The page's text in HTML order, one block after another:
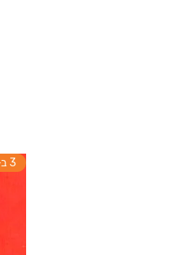
3 ב-₪120